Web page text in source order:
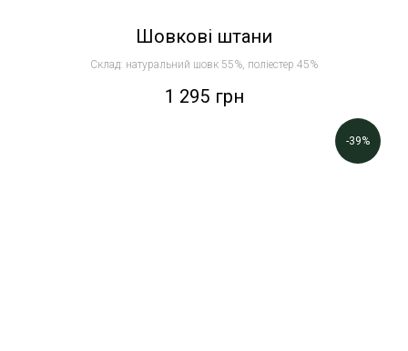
Шовкові штани
Склад: натуральний шовк 55%, поліестер 45%
1 295 грн
-39%